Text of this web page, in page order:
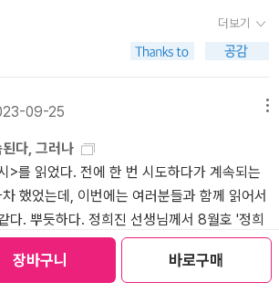
장바구니 바로구매
삶을 이렇게 살고 있지?”라는 궁금증이었다.
혐오의 원인이었다. 그동안 세상이 많이 바
승을 부리는 이 즈음에 1980년대를 배경으
이 비슷한 이 책이 어떤 답을 줄 수 있을 것이라
팔루디가 밝힌 반격의 이유와 움직임은 -평
대-여성의 권리에 대한 저항-남성들의 경제적
다는 불쾌감-여성들이 거둔 대체로 소소한
주도권을 쥐고 있다는 인식)에 발끈-여성들의
무니없는 과잉 반응-여성들의 정치적 발언을
라는 트렌드를 미디어가 교묘하게 주도함[무
놨는데 가지고 다니면서 봐야 의미가 있을텐데
잎이 보이듯이> 오래전에 지인이 선물해 준
카렐 차페크 작품. 리뷰를 썼다. <술라> 토니
다.<백래시> 아아 드디어 내가 이 벽돌을 완독
가능했던 벽돌깨기^^<마틴 에덴> 1권. 아휴,
데 어서 마저 읽고 싶다. 10월에 읽을/
SOW를 끝내야 한다. 지금 14장까지 읽었는
리고 있음. 남은 날들 열심히 읽어서 끝내야!! <
주의 책읽기 도서! 예전에 절반쯤 읽었는데
> 2권은 금방 끝낸다! 책 사기에 관한
다. (계획은 잘 세우는 독서괭..) 내가 산지 6
며 신경을 썼다. 에이드리언 리치는 시인이라
어색하고 함축적이기도 했는데 조금 더 읽어
작가님이 번역하신 산문집을 읽어볼까 한다.1
대 속의 영원> <The Story of the World I>
이다. <와일드 시드>와 <여전히 미쳐 있는>
는 책은 아니고, 특히 <여전히 미쳐있는> 은
연말까지 조금씩 천천히 읽는 것이다. 12월의
이기도 해서 같은 시기에 마무리하게 될 듯.
연휴에 느긋하게 <에이스>를 시작했는데, 이
있으면 좋겠다. 이제 아침 저녁으로는 쌀쌀
더보기
09-25
다, 그러나
를 읽었다. 전에 한 번 시도하다가 계속되는
했었는데, 이번에는 여러분들과 함께 읽어서
다. 뿌듯하다. 정희진 선생님께서 8월호 '정희
'지금 백래시라고 하는데, 한국은 그렇지 않다'
) 라고 언급하신 적이 있다. 앞뒤 맥락과 잘 이